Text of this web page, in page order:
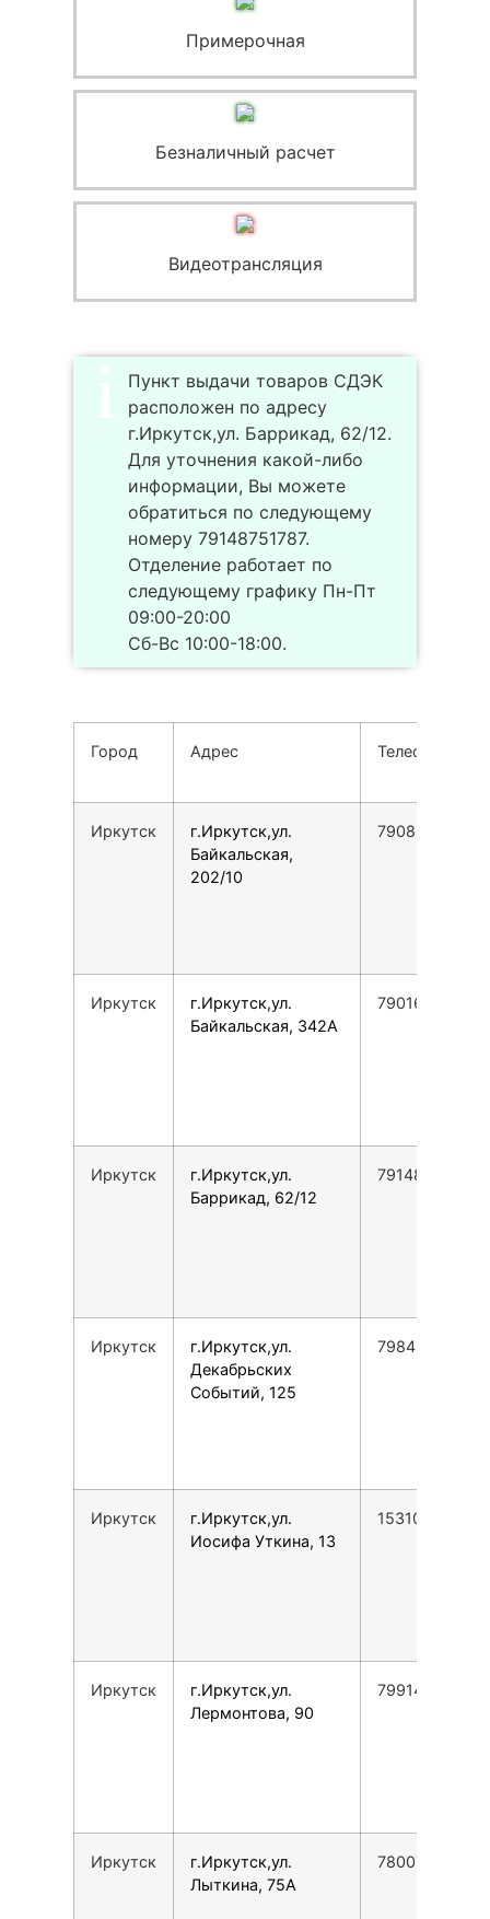
Примерочная
Безналичный расчет
Видеотрансляция
Пункт выдачи товаров СДЭК
расположен по адресу
г.Иркутск,ул. Баррикад, 62/12.
Для уточнения какой-либо
информации, Вы можете
обратиться по следующему
номеру 79148751787.
Отделение работает по
следующему графику Пн-Пт
09:00-20:00
Сб-Вс 10:00-18:00.
Город Адрес Телефон
Иркутск
г.Иркутск,ул.
Байкальская,
202/10
79086411518
Иркутск
г.Иркутск,ул.
Байкальская, 342А
79016601518
Иркутск
г.Иркутск,ул.
Баррикад, 62/12
79148751787
Иркутск
г.Иркутск,ул.
Декабрьских
Событий, 125
79842705951
Иркутск
г.Иркутск,ул.
Иосифа Уткина, 13
Иркутск
г.Иркутск,ул.
Лермонтова, 90
79914330277
Иркутск
г.Иркутск,ул.
Лыткина, 75А
78007753553